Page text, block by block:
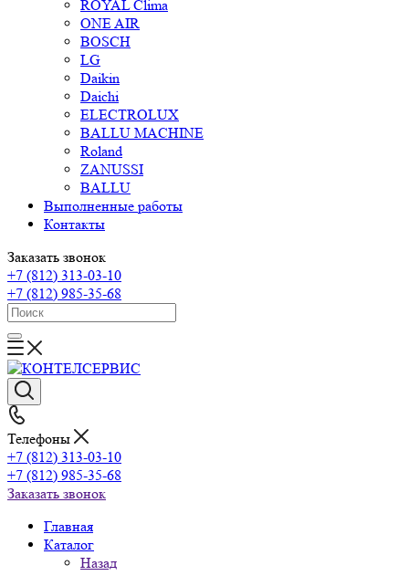
ROYAL Clima
ONE AIR
BOSCH
LG
Daikin
Daichi
ELECTROLUX
BALLU MACHINE
Roland
ZANUSSI
BALLU
Выполненные работы
Контакты
Заказать звонок
+7 (812) 313-03-10
+7 (812) 985-35-68
Телефоны
+7 (812) 313-03-10
+7 (812) 985-35-68
Заказать звонок
Главная
Каталог
Назад